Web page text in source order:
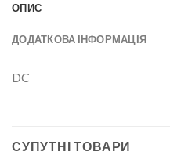
ОПИС
ДОДАТКОВА ІНФОРМАЦІЯ
DC
СУПУТНІ ТОВАРИ